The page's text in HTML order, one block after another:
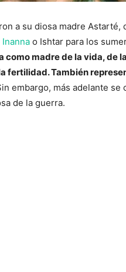
a su diosa madre Astarté,
Inanna o Ishtar para los
como madre de la vida, de la
fertilidad. También
embargo, más adelante se
de la guerra.